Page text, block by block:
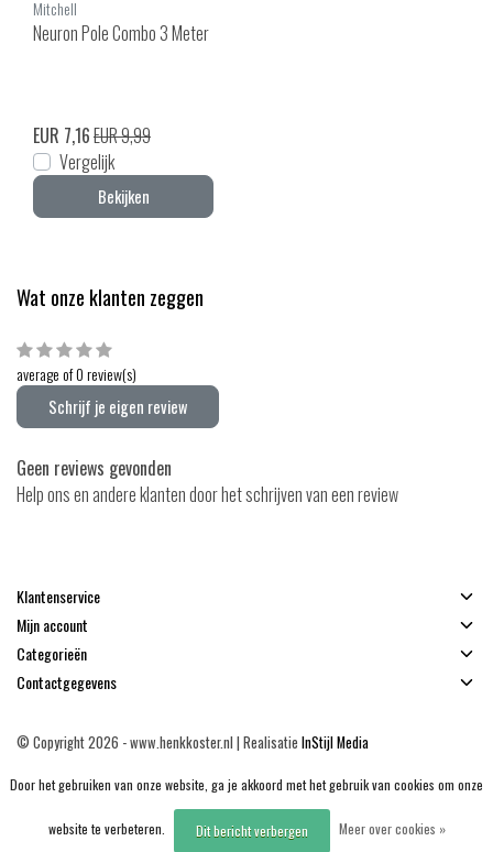
Mitchell
Neuron Pole Combo 3 Meter
EUR 7,16EUR 9,99
Vergelijk
Bekijken
Wat onze klanten zeggen
average of 0 review(s)
Schrijf je eigen review
Geen reviews gevonden
Help ons en andere klanten door het schrijven van een review
Klantenservice
Mijn account
Categorieën
Contactgegevens
© Copyright 2026 - www.henkkoster.nl | Realisatie InStijl Media
Door het gebruiken van onze website, ga je akkoord met het gebruik van cookies om onze
website te verbeteren. Dit bericht verbergen Meer over cookies »